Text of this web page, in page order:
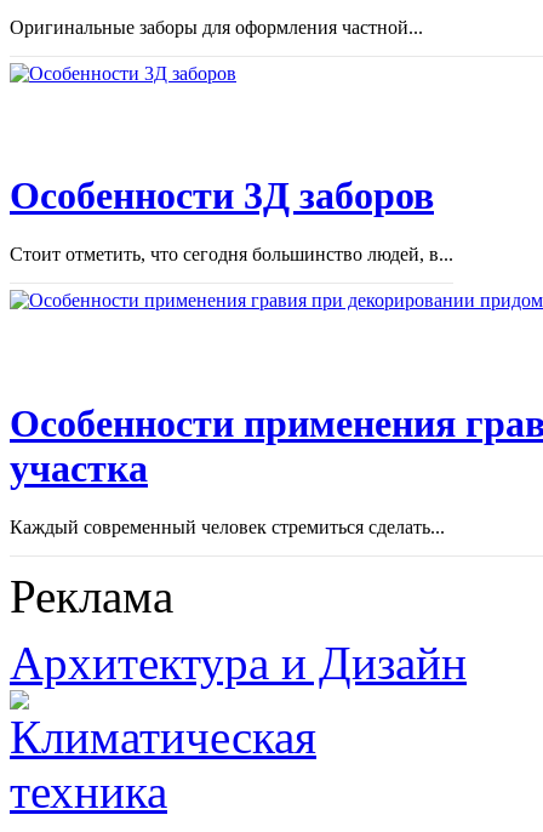
Оригинальные заборы для оформления частной...
Особенности 3Д заборов
Стоит отметить, что сегодня большинство людей, в...
Особенности применения
участка
Каждый современный человек стремиться сделать...
Реклама
Архитектура и Дизайн